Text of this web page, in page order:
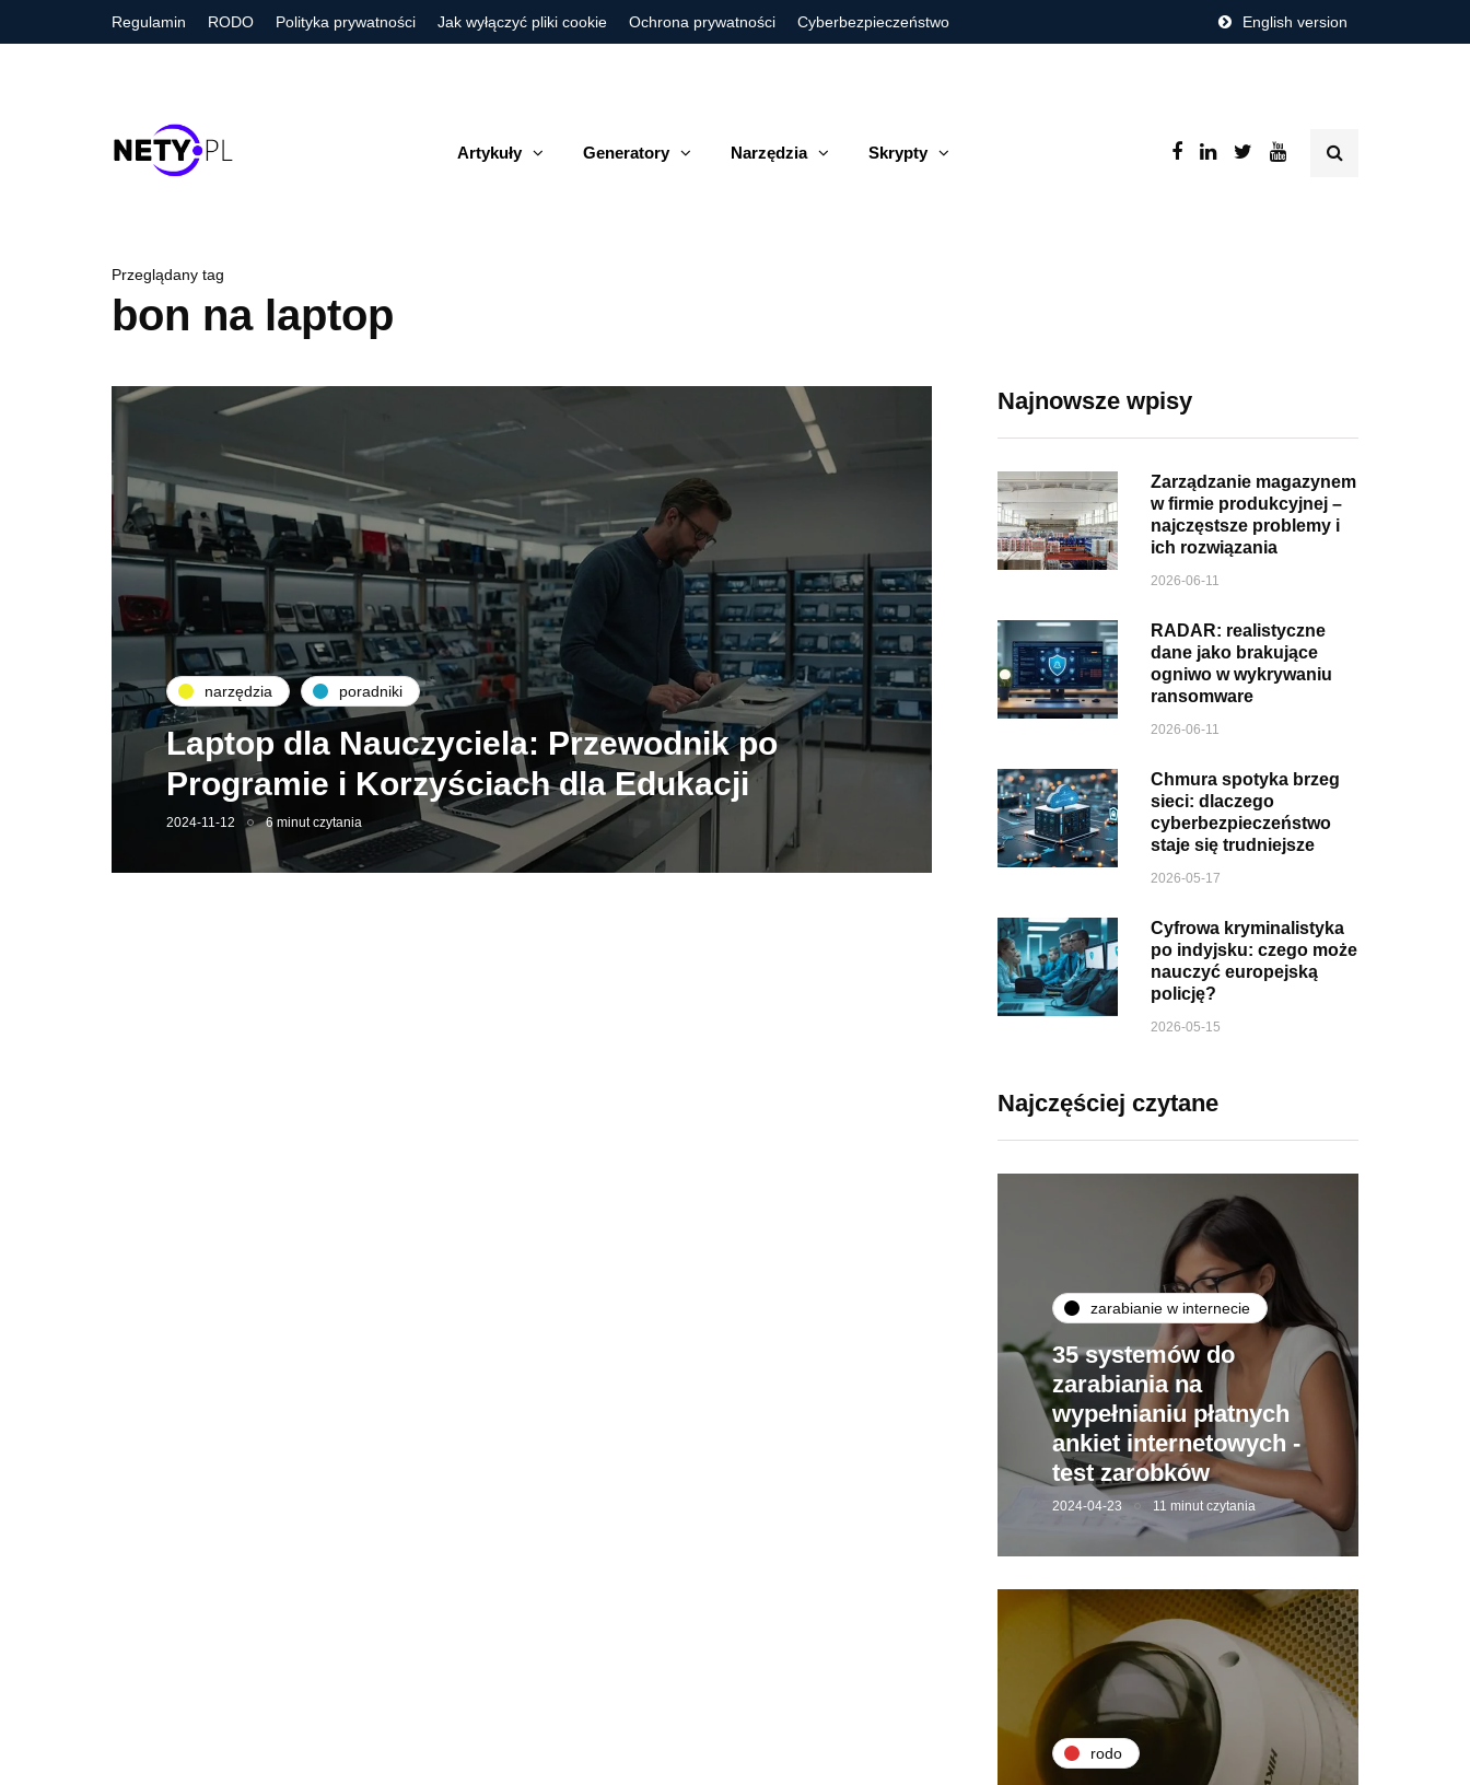
Regulamin RODO Polityka prywatności Jak wyłączyć pliki cookie Ochrona prywatności Cyberbezpieczeństwo English version
Artykuły Generatory Narzędzia Skrypty
Przeglądany tag
bon na laptop
narzędzia poradniki
Laptop dla Nauczyciela: Przewodnik po
Programie i Korzyściach dla Edukacji
2024-11-12 6 minut czytania
Najnowsze wpisy
Zarządzanie magazynem
w firmie produkcyjnej –
najczęstsze problemy i
ich rozwiązania
2026-06-11
RADAR: realistyczne
dane jako brakujące
ogniwo w wykrywaniu
ransomware
2026-06-11
Chmura spotyka brzeg
sieci: dlaczego
cyberbezpieczeństwo
staje się trudniejsze
2026-05-17
Cyfrowa kryminalistyka
po indyjsku: czego może
nauczyć europejską
policję?
2026-05-15
Najczęściej czytane
zarabianie w internecie
35 systemów do
zarabiania na
wypełnianiu płatnych
ankiet internetowych -
test zarobków
2024-04-23 11 minut czytania
rodo